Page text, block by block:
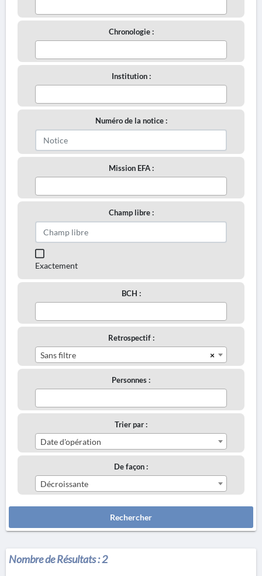
Chronologie :
Institution :
Numéro de la notice :
Mission EFA :
Champ libre :
Exactement
BCH :
Retrospectif :
×
Sans filtre
Personnes :
Trier par :
Date d'opération
De façon :
Décroissante
Rechercher
Nombre de Résultats :2